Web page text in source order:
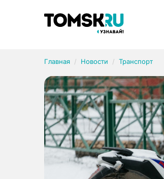
Главная Новости Транспорт
Рубрики